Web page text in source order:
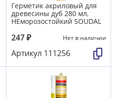
Герметик акриловый для
древесины дуб 280 мл,
НЕморозостойкий SOUDAL
247₽ Нет в наличии
Артикул 111256